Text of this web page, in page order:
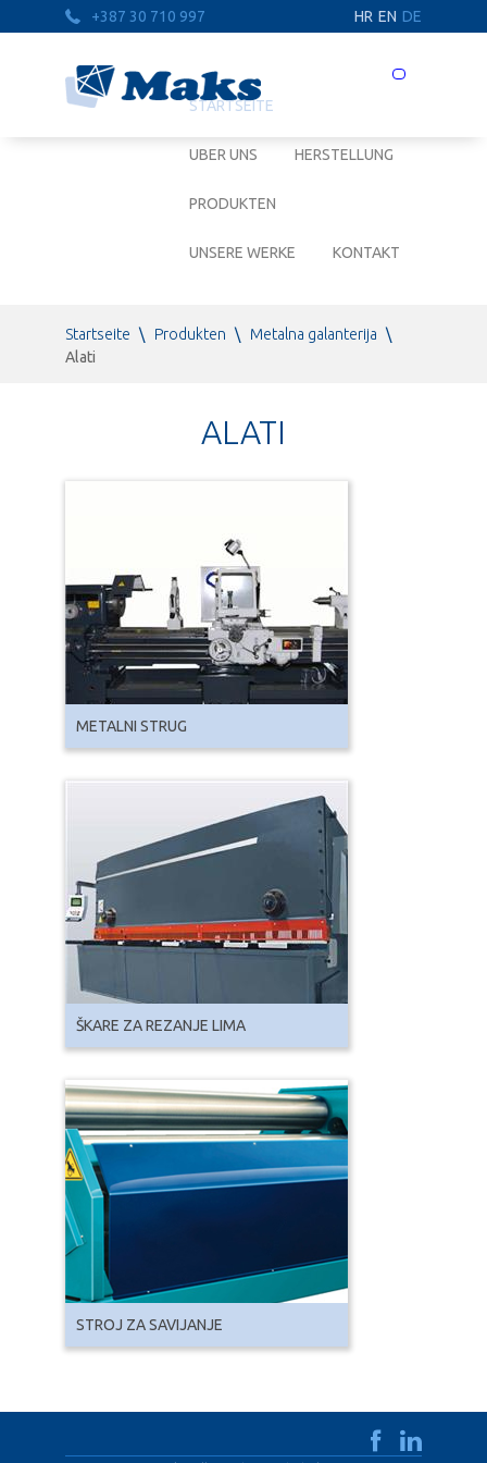
+387 30 710 997 HR EN DE
Prebaci
STARTSEITE
UBER UNS HERSTELLUNG
PRODUKTEN
UNSERE WERKE KONTAKT
Startseite \ Produkten \ Metalna galanterija \
Alati
ALATI
METALNI STRUG
ŠKARE ZA REZANJE LIMA
STROJ ZA SAVIJANJE